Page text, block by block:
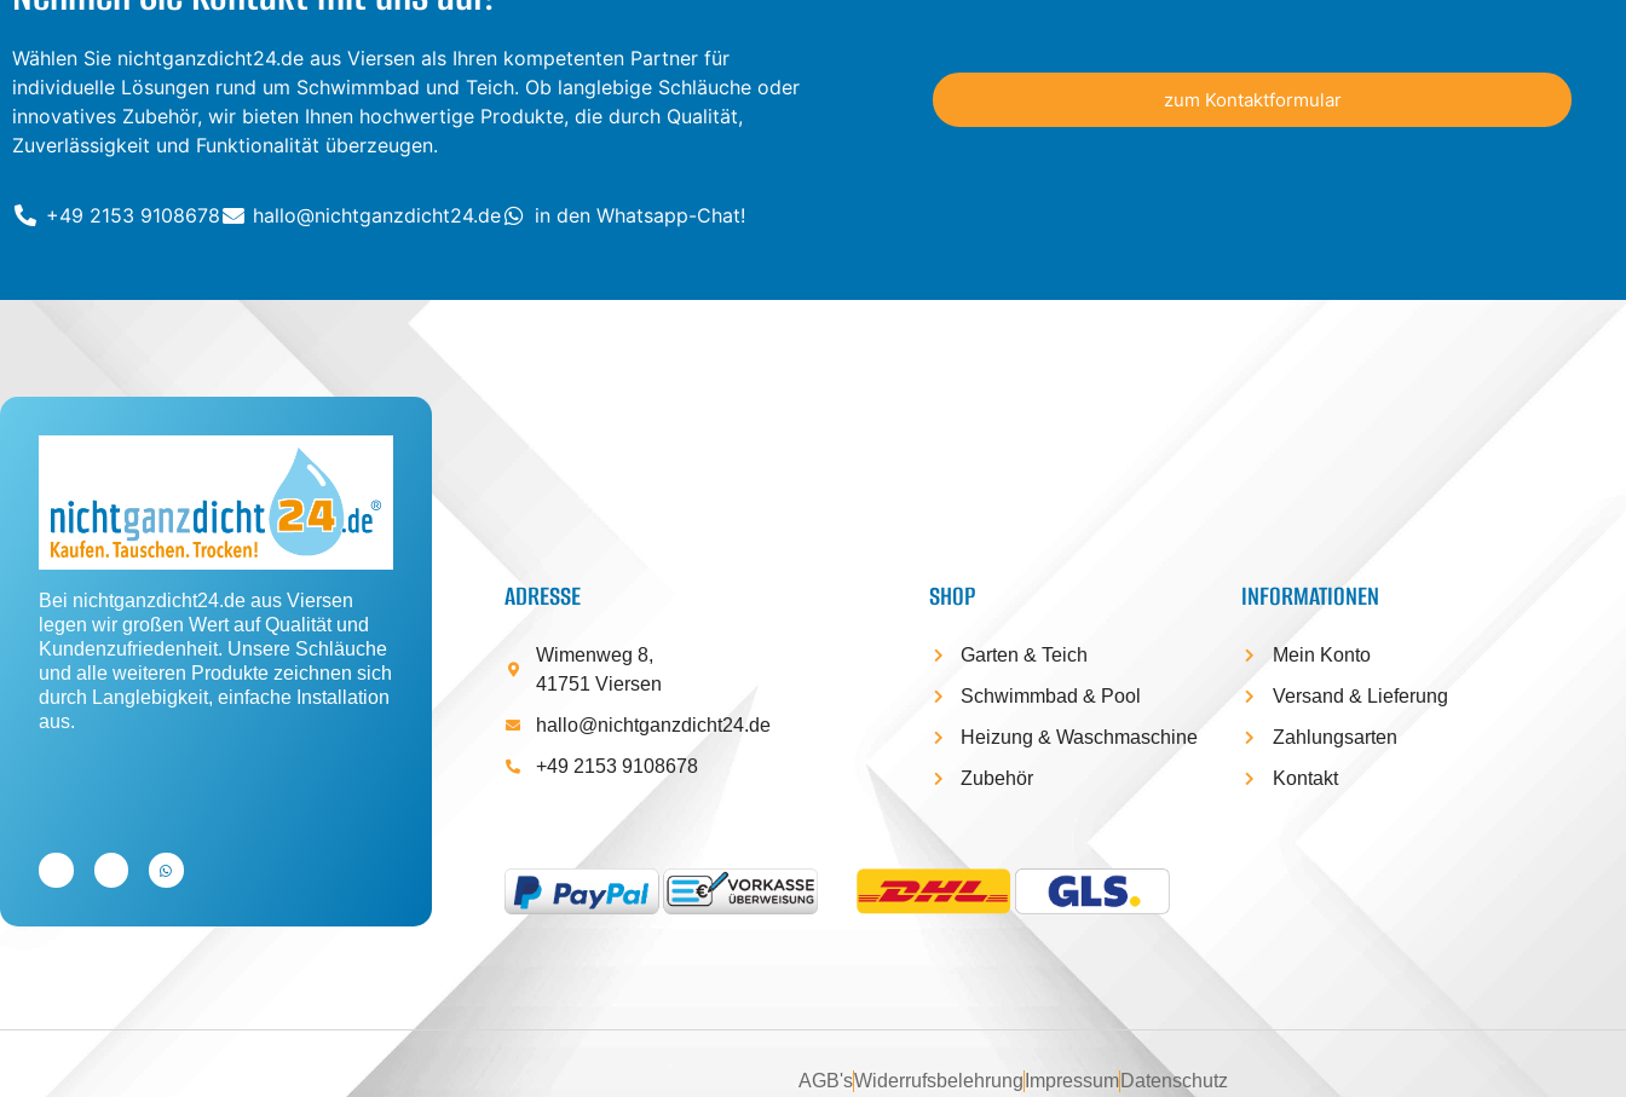
Wählen Sie nichtganzdicht24.de aus Viersen als Ihren kompetenten Partner für
individuelle Lösungen rund um Schwimmbad und Teich. Ob langlebige Schläuche oder
innovatives Zubehör, wir bieten Ihnen hochwertige Produkte, die durch Qualität,
Zuverlässigkeit und Funktionalität überzeugen.
+49 2153 9108678 hallo@nichtganzdicht24.de in den Whatsapp-Chat!
zum Kontaktformular
Bei nichtganzdicht24.de aus Viersen
legen wir großen Wert auf Qualität und
Kundenzufriedenheit. Unsere Schläuche
und alle weiteren Produkte zeichnen sich
durch Langlebigkeit, einfache Installation
aus.
ADRESSE
Wimenweg 8,
41751 Viersen
hallo@nichtganzdicht24.de
+49 2153 9108678
SHOP
Garten & Teich
Schwimmbad & Pool
Heizung & Waschmaschine
Zubehör
INFORMATIONEN
Mein Konto
Versand & Lieferung
Zahlungsarten
Kontakt
AGB'sWiderrufsbelehrung Impressum Datenschutz